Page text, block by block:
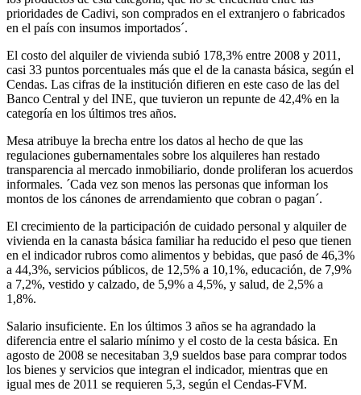
prioridades de Cadivi, son comprados en el extranjero o fabricados
en el país con insumos importados´.
El costo del alquiler de vivienda subió 178,3% entre 2008 y 2011,
casi 33 puntos porcentuales más que el de la canasta básica, según el
Cendas. Las cifras de la institución difieren ­en este caso­ de las del
Banco Central y del INE, que tuvieron un repunte de 42,4% en la
categoría en los últimos tres años.
Mesa atribuye la brecha entre los datos al hecho de que las
regulaciones gubernamentales sobre los alquileres han restado
transparencia al mercado inmobiliario, donde proliferan los acuerdos
informales. ´Cada vez son menos las personas que informan los
montos de los cánones de arrendamiento que cobran o pagan´.
El crecimiento de la participación de cuidado personal y alquiler de
vivienda en la canasta básica familiar ha reducido el peso que tienen
en el indicador rubros como alimentos y bebidas, que pasó de 46,3%
a 44,3%, servicios públicos, de 12,5% a 10,1%, educación, de 7,9%
a 7,2%, vestido y calzado, de 5,9% a 4,5%, y salud, de 2,5% a
1,8%.
Salario insuficiente. En los últimos 3 años se ha agrandado la
diferencia entre el salario mínimo y el costo de la cesta básica. En
agosto de 2008 se necesitaban 3,9 sueldos base para comprar todos
los bienes y servicios que integran el indicador, mientras que en
igual mes de 2011 se requieren 5,3, según el Cendas-FVM.